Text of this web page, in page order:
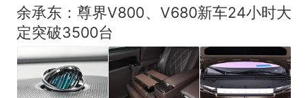
余承东：尊界V800、V680新车24小时大
定突破3500台